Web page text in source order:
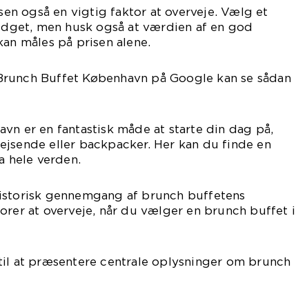
også en vigtig faktor at overveje. Vælg et
men husk også at værdien af en god
måles på prisen alene.
Buffet København på Google kan se sådan
er en fantastisk måde at starte din dag på,
eller backpacker. Her kan du finde en
verden.
gennemgang af brunch buffetens
at overveje, når du vælger en brunch buffet i
at præsentere centrale oplysninger om brunch